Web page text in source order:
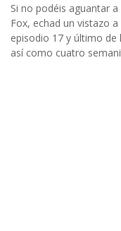
Si no podéis aguantar
Fox, echad un vistazo
episodio 17 y último
así como cuatro